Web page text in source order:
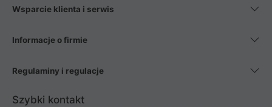
Wsparcie klienta i serwis
Informacje o firmie
Regulaminy i regulacje
Szybki kontakt